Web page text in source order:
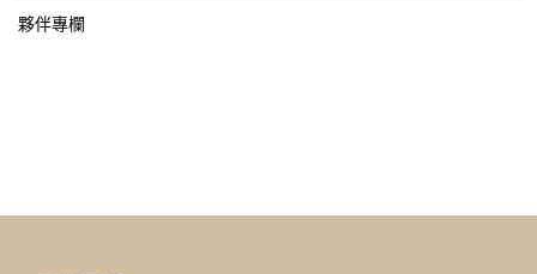
夥伴專欄